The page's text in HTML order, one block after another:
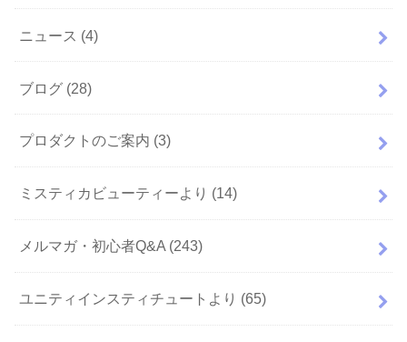
ニュース (4)
ブログ (28)
プロダクトのご案内 (3)
ミスティカビューティーより (14)
メルマガ・初心者Q&A (243)
ユニティインスティチュートより (65)